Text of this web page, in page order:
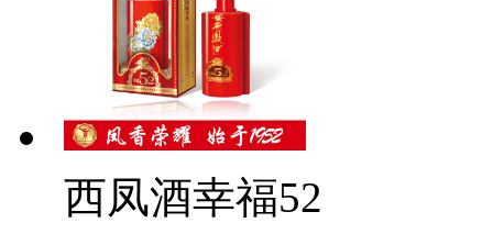
西凤酒幸福52